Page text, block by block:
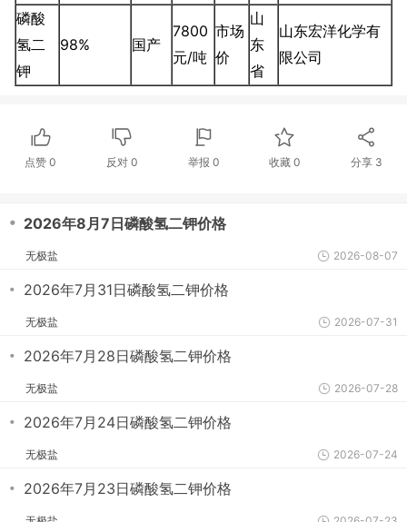
磷酸
氢二
钾
98% 国产
7800
元/吨
市场
价
山
东
省
山东宏洋化学有
限公司
点赞0 反对 0 举报 0 收藏 0 分享 3
・ 2026年8月7日磷酸氢二钾价格
无极盐 2026-08-07
・ 2026年7月31日磷酸氢二钾价格
无极盐 2026-07-31
・ 2026年7月28日磷酸氢二钾价格
无极盐 2026-07-28
・ 2026年7月24日磷酸氢二钾价格
无极盐 2026-07-24
・ 2026年7月23日磷酸氢二钾价格